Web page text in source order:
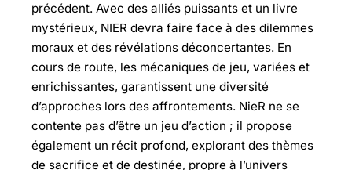
précédent. Avec des alliés puissants et un livre
mystérieux, NIER devra faire face à des dilemmes
moraux et des révélations déconcertantes. En
cours de route, les mécaniques de jeu, variées et
enrichissantes, garantissent une diversité
d’approches lors des affrontements. NieR ne se
contente pas d’être un jeu d’action ; il propose
également un récit profond, explorant des thèmes
de sacrifice et de destinée, propre à l’univers